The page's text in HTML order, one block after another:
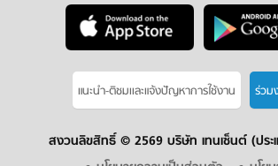
แนะนำ-ติชมเเละแจ้งปัญหาการใช้งาน ร่วม
สงวนลิขสิทธิ์ © 2569 บริษัท เทนเซ็นต์ (ประ